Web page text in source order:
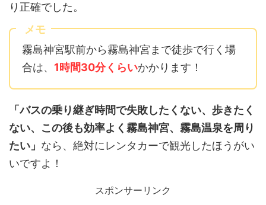
り正確でした。
メモ
霧島神宮駅前から霧島神宮まで徒歩で行く場
合は、 1時間30分くらいかかります！
「バスの乗り継ぎ時間で失敗したくない、歩きたく
ない、この後も効率よく霧島神宮、霧島温泉を周り
たい」 なら、絶対にレンタカーで観光したほうがい
いですよ！
スポンサーリンク